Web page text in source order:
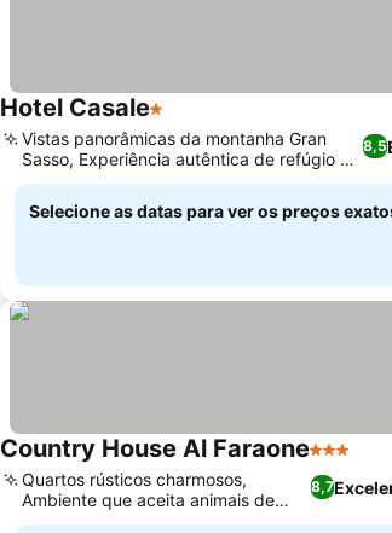
Hotel Casale1 Estrelas
8,5
Vistas panorâmicas da montanha Gran
Sasso, Experiência autêntica de refúgio na
montanha
Selecione as datas para ver os preços
Country House Al Faraone3 Estrelas
8,7
Quartos rústicos charmosos,
Ambiente que aceita animais de
estimação